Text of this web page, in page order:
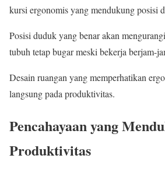
kursi ergonomis yang mendukung posisi
Posisi duduk yang benar akan
tubuh tetap bugar meski bekerja berjam-
Desain ruangan yang memperhatikan
langsung pada produktivitas.
Pencahayaan yang
Produktivitas